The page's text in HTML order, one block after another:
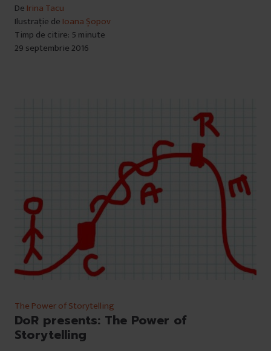
De Irina Tacu
Ilustrație de Ioana Șopov
Timp de citire: 5 minute
29 septembrie 2016
The Power of Storytelling
DoR presents: The Power of
Storytelling